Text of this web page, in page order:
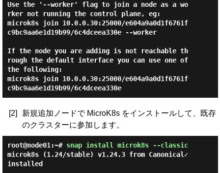
Use the '--worker' flag to join a node as a wo
rker not running the control plane, eg:
microk8s join 10.0.0.30:25000/e604a9a0d1f6761f
c9bc9aa6e1d19b99/6c4dceea330e --worker
If the node you are adding is not reachable th
rough the default interface you can use one of
the following:
microk8s join 10.0.0.30:25000/e604a9a0d1f6761f
c9bc9aa6e1d19b99/6c4dceea330e
[2]
新規追加ノードで MicroK8s をインストールして、既存
のクラスターに参加します。
root@node01:~# snap install microk8s --classic
microk8s (1.24/stable) v1.24.3 from Canonical✓
installed